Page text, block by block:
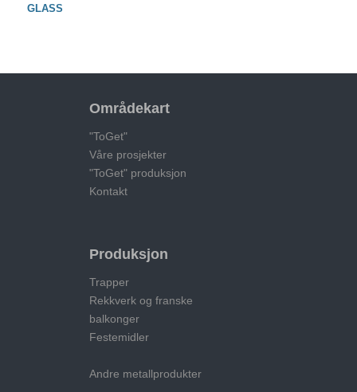
GLASS
Områdekart
"ToGet"
Våre prosjekter
"ToGet" produksjon
Kontakt
Produksjon
Trapper
Rekkverk og franske
balkonger
Festemidler
Andre metallprodukter